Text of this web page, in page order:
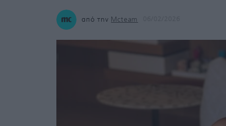
από την Mcteam